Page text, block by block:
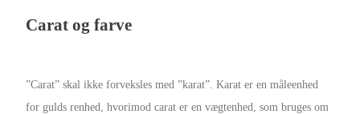
Carat og farve
”Carat” skal ikke forveksles med ”karat”. Karat er en måleenhed
for gulds renhed, hvorimod carat er en vægtenhed, som bruges om